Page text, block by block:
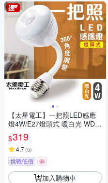
【太星電工】一把照LED感應
燈4W/E27燈頭式 暖白光 WDG
104L
$319
4.7(5)
挑戰低價 券
加入購物車